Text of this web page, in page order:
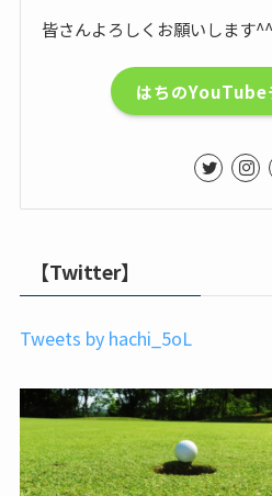
皆さんよろしくお願いします^^
はちのYouTube
【Twitter】
Tweets by hachi_5oL